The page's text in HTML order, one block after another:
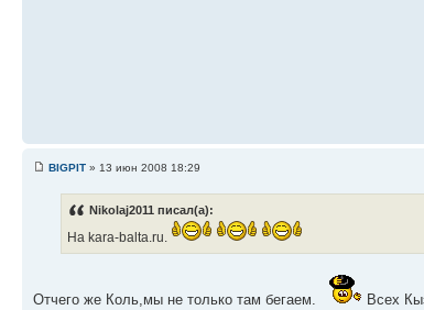
BIGPIT » 13 июн 2008 18:29
Nikolaj2011 писал(а):
На kara-balta.ru.
Отчего же Коль,мы не только там бегаем. Всех